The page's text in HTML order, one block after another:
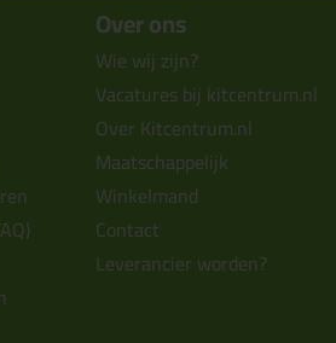
Over ons
Wie wij zijn?
Vacatures bij kitcentrum.nl
Over Kitcentrum.nl
Maatschappelijk
Winkelmand
Contact
Leverancier worden?